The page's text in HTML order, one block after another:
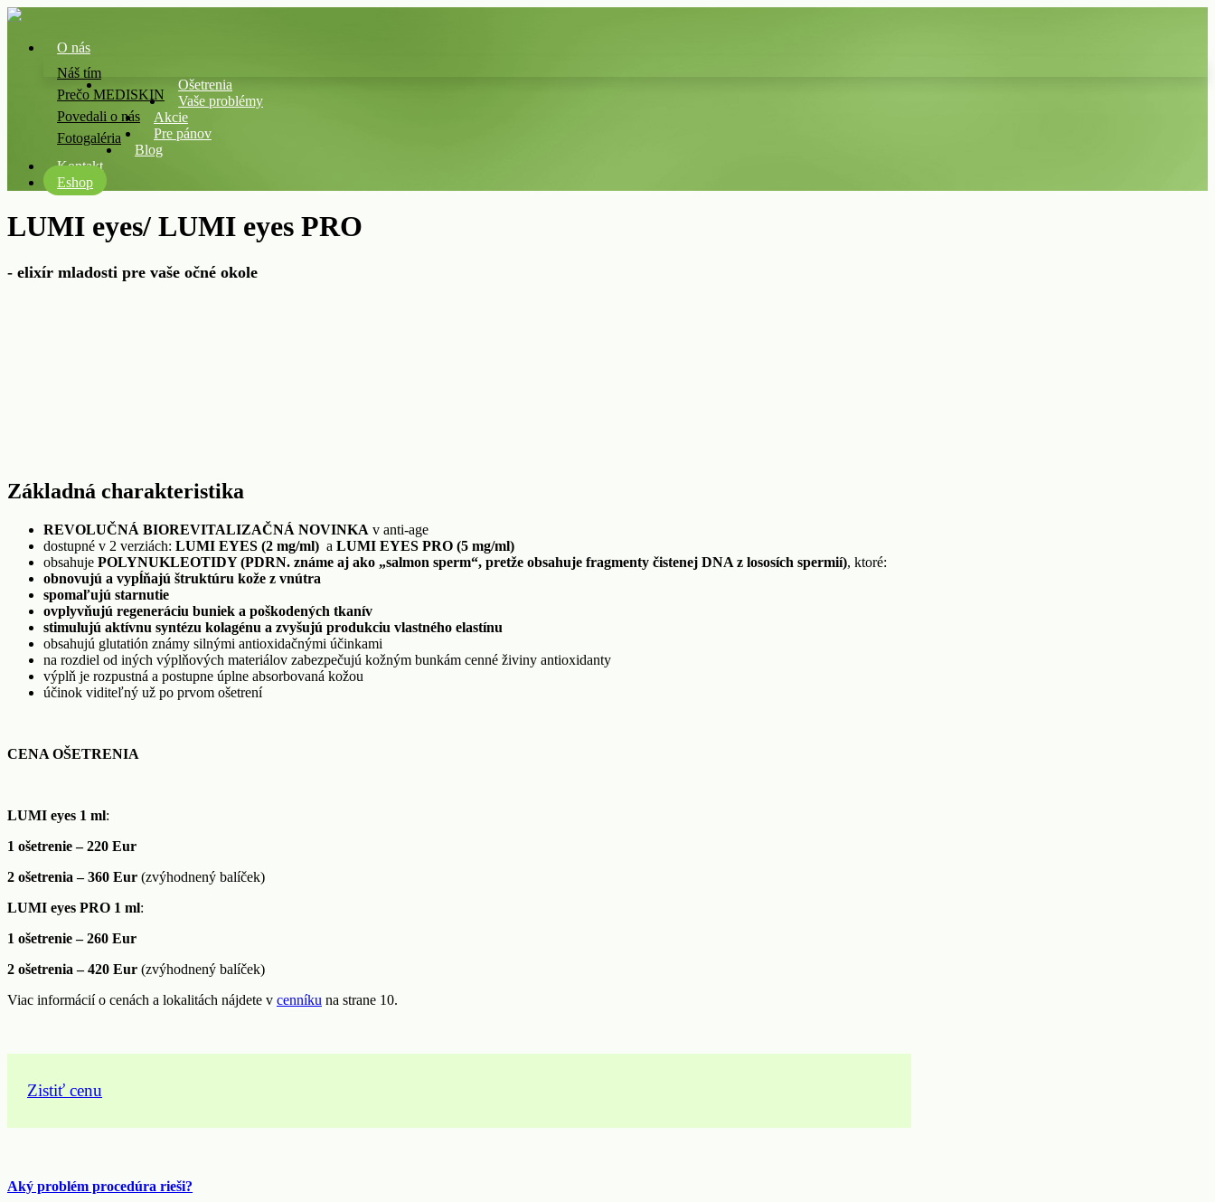
O nás
Náš tím
Prečo MEDISKIN
Povedali o nás
Fotogaléria
Ošetrenia
Vaše problémy
Akcie
Pre pánov
Blog
Kontakt
Eshop
LUMI eyes/ LUMI eyes PRO
- elixír mladosti pre vaše očné okole
Základná charakteristika
REVOLUČNÁ BIOREVITALIZAČNÁ NOVINKA v anti-age
dostupné v 2 verziách: LUMI EYES (2 mg/ml) a LUMI EYES PRO (5 mg/ml)
obsahuje POLYNUKLEOTIDY (PDRN. známe aj ako „salmon sperm“, pretže obsahuje fragmenty čistenej DNA z lososích spermií), ktoré:
obnovujú a vypĺňajú štruktúru kože z vnútra
spomaľujú starnutie
ovplyvňujú regeneráciu buniek a poškodených tkanív
stimulujú aktívnu syntézu kolagénu a zvyšujú produkciu vlastného elastínu
obsahujú glutatión známy silnými antioxidačnými účinkami
na rozdiel od iných výplňových materiálov zabezpečujú kožným bunkám cenné živiny antioxidanty
výplň je rozpustná a postupne úplne absorbovaná kožou
účinok viditeľný už po prvom ošetrení
CENA OŠETRENIA
LUMI eyes 1 ml:
1 ošetrenie – 220 Eur
2 ošetrenia – 360 Eur (zvýhodnený balíček)
LUMI eyes PRO 1 ml:
1 ošetrenie – 260 Eur
2 ošetrenia – 420 Eur (zvýhodnený balíček)
Viac informácií o cenách a lokalitách nájdete v cenníku na strane 10.
Zistiť cenu
Aký problém procedúra rieši?